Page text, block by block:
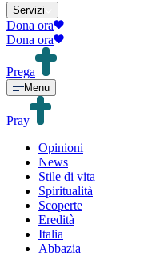
Servizi
Dona ora
Dona ora
Prega
Menu
Pray
Opinioni
News
Stile di vita
Spiritualità
Scoperte
Eredità
Italia
Abbazia